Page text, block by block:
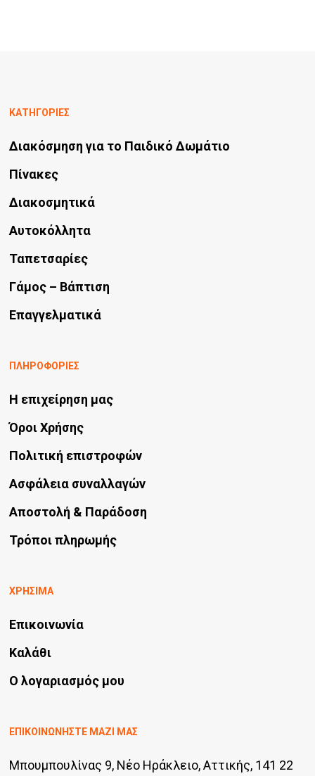
ΚΑΤΗΓΟΡΙΕΣ
Διακόσμηση για το Παιδικό Δωμάτιο
Πίνακες
Διακοσμητικά
Αυτοκόλλητα
Ταπετσαρίες
Γάμος – Βάπτιση
Επαγγελματικά
ΠΛΗΡΟΦΟΡΙΕΣ
Η επιχείρηση μας
Όροι Χρήσης
Πολιτική επιστροφών
Ασφάλεια συναλλαγών
Αποστολή & Παράδοση
Τρόποι πληρωμής
ΧΡΗΣΙΜΑ
Επικοινωνία
Καλάθι
Ο λογαριασμός μου
ΕΠΙΚΟΙΝΩΝΗΣΤΕ ΜΑΖΙ ΜΑΣ
Μπουμπουλίνας 9, Νέο Ηράκλειο, Αττικής, 141 22